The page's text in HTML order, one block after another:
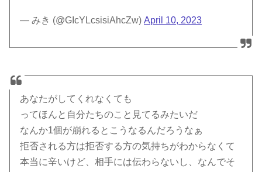
— みき (@GIcYLcsisiAhcZw)April 10, 2023
あなたがしてくれなくても
ってほんと自分たちのこと見てるみたいだ
なんか1個が崩れるとこうなるんだろうなぁ
拒否される方は拒否する方の気持ちがわからなくて
本当に辛いけど、相手には伝わらないし、なんでそ